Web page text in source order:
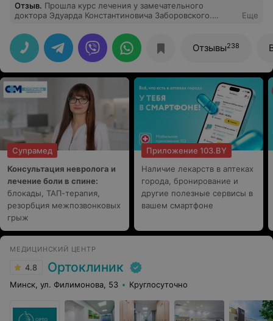
Отзыв. Прошла курс лечения у замечательного
доктора Эдуарда Константиновича Заборовского.
медицинская этика 10 баллов, стремление помочь
Пациенту 10 баллов. После курса лечения забыла что
такое головные боли которые мучили меня на
протяжении нескольких лет. Эдуард Константинович
не только поправляет тело, но и мотивируют человека
больше заниматься собой и своим здоровьем. Очень
рекомендую этого врача!!!
Еще
Отзывы238
Супрамед
Консультация невролога и
лечение боли в спине:
блокады, ТАП-терапия,
резорбция межпозвонковых
грыж
Приложение 103.BY
Наличие лекарств в аптеках
города, бронирование и
другие полезные сервисы в
вашем смартфоне
МЕДИЦИНСКИЙ ЦЕНТР
4.8 Ортоклиник
Минск, ул. Филимонова, 53 Круглосуточно